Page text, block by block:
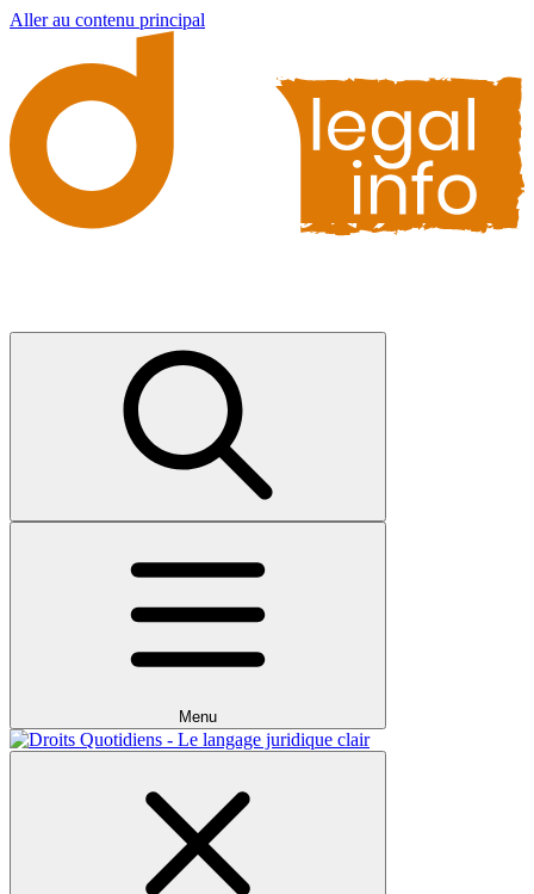
Aller au contenu principal
Menu